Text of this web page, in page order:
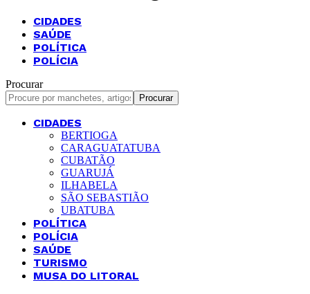
CIDADES
SAÚDE
POLÍTICA
POLÍCIA
Procurar
CIDADES
BERTIOGA
CARAGUATATUBA
CUBATÃO
GUARUJÁ
ILHABELA
SÃO SEBASTIÃO
UBATUBA
POLÍTICA
POLÍCIA
SAÚDE
TURISMO
MUSA DO LITORAL